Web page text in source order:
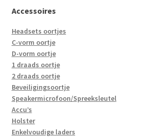
Accessoires
Headsets oortjes
C-vorm oortje
D-vorm oortje
1 draads oortje
2 draads oortje
Beveiligingsoortje
Speakermicrofoon/Spreeksleutel
Accu’s
Holster
Enkelvoudige laders